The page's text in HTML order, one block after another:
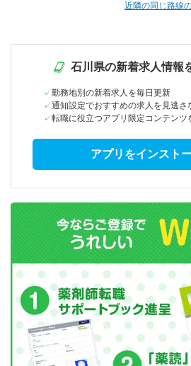
近隣の同じ路線
石川県の新着求人情報
勤務地別の新着求人を毎日更新
通知設定でおすすめの求人を見逃さ
転職に役立つアプリ限定コンテンツ
アプリをインスト